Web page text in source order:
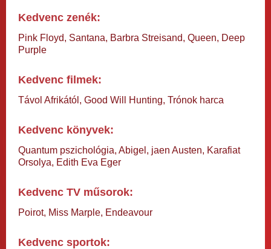
Kedvenc zenék:
Pink Floyd, Santana, Barbra Streisand, Queen, Deep
Purple
Kedvenc filmek:
Távol Afrikától, Good Will Hunting, Trónok harca
Kedvenc könyvek:
Quantum pszichológia, Abigel, jaen Austen, Karafiat
Orsolya, Edith Eva Eger
Kedvenc TV műsorok:
Poirot, Miss Marple, Endeavour
Kedvenc sportok: